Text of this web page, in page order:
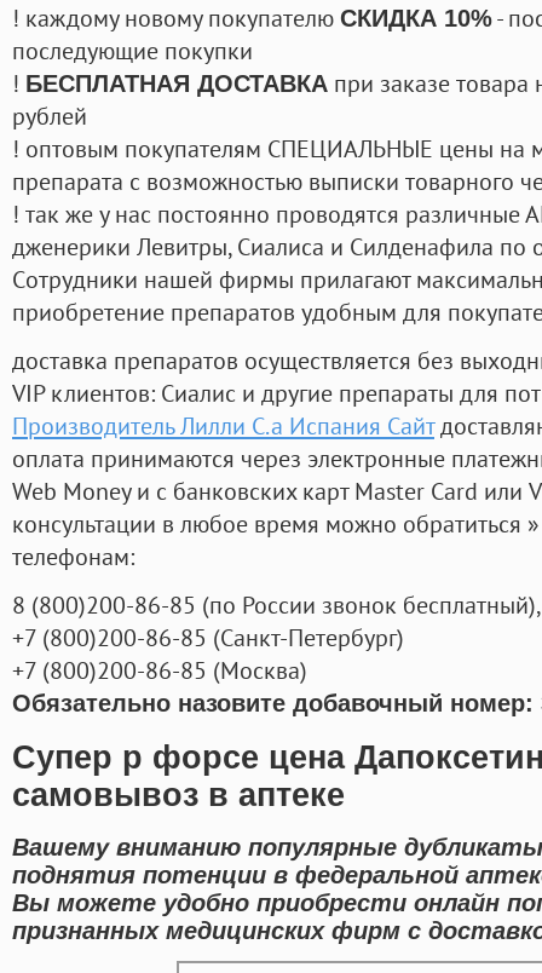
! каждому новому покупателю СКИДКА 10%-
последующие покупки
! БЕСПЛАТНАЯ ДОСТАВКА при заказе
рублей
! оптовым покупателям СПЕЦИАЛЬНЫЕ цены на
препарата с возможностью выписки товарного
! так же у нас постоянно проводятся
дженерики Левитры, Сиалиса и Силденафила по
Cотрудники нашей фирмы прилагают
приобретение препаратов удобным для
доставка препаратов осуществляется без
VIP клиентов: Сиалис и другие препараты для
Производитель Лилли С.а Испания Сайт
оплата принимаются через электронные
Web Money и с банковских карт Master Card или
консультации в любое время можно обратиться
телефонам:
8 (800)200-86-85 (по России звонок бесплатный),
+7 (800)200-86-85 (Санкт-Петербург)
+7 (800)200-86-85 (Москва)
Обязательно назовите добавочный номер:
Супер р форсе цена
самовывоз в аптеке
Вашему вниманию популярные
поднятия потенции в федеральной
Вы можете удобно приобрести онлайн
признанных медицинских фирм с